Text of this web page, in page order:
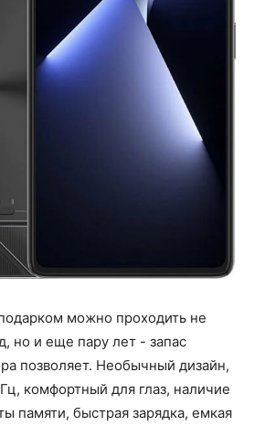
можно проходить не
но и еще пару лет - запас
позволяет. Необычный дизайн,
комфортный для глаз, наличие
памяти, быстрая зарядка, емкая